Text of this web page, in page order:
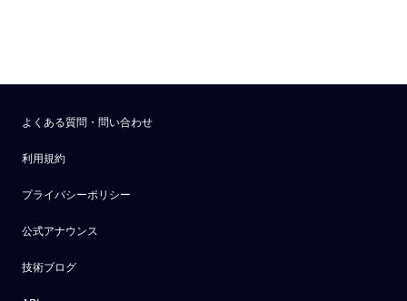
よくある質問・問い合わせ
利用規約
プライバシーポリシー
公式アナウンス
技術ブログ